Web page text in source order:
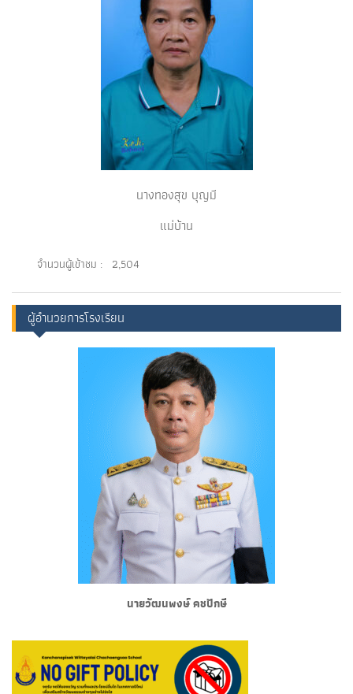
นางทองสุข บุญมี
แม่บ้าน
จำนวนผู้เข้าชม : 2,504
ผู้อำนวยการโรงเรียน
นายวัฒนพงษ์ คชปักษี